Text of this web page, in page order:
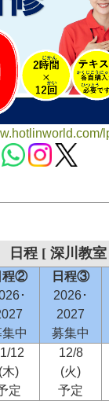
日程 [ 深川教
程②
･
中
日程③
2026･
2027
募集中
12
(木)
定
12/8
(火)
予定